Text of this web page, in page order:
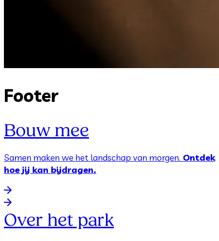
Footer
Bouw mee
Samen maken we het landschap van morgen. Ontdek
hoe jij kan bijdragen.
Over het park